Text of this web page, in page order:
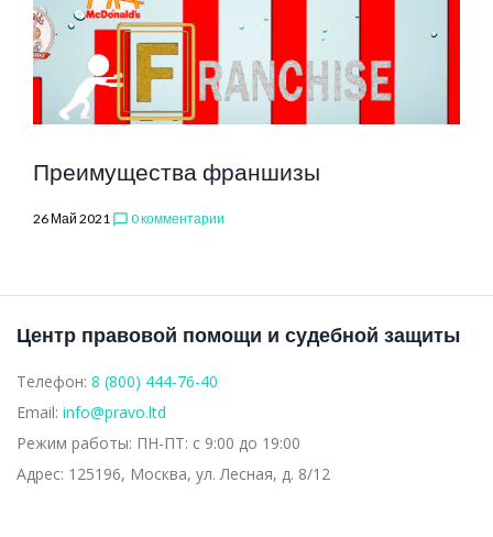
Преимущества франшизы
26 Май 2021 chat_bubble_outline 0 комментарии
Центр правовой помощи и судебной защиты
Телефон: 8 (800) 444-76-40
Email: info@pravo.ltd
Режим работы: ПН-ПТ: с 9:00 до 19:00
Адрес: 125196, Москва, ул. Лесная, д. 8/12